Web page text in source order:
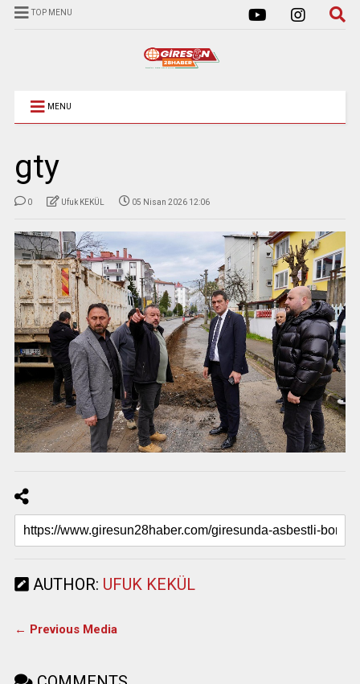
TOP MENU
MENU
gty
0 Ufuk KEKÜL 05 Nisan 2026 12:06
AUTHOR: UFUK KEKÜL
← Previous Media